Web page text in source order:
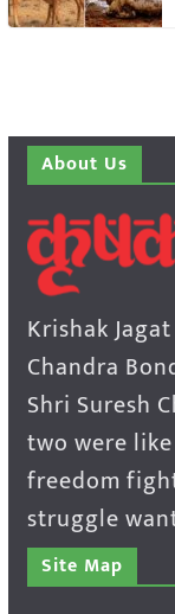
About Us
Krishak
Chandra
Shri Suresh
two were
freedom
struggle
Site Map